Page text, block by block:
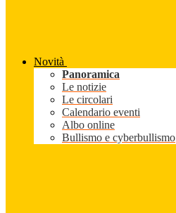
Novità
Panoramica
Le notizie
Le circolari
Calendario eventi
Albo online
Bullismo e cyberbullismo